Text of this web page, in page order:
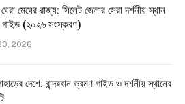
মেঘের রাজ্য: সিলেট জেলার সেরা দর্শনীয় স্থান
(২০২৬ সংস্করণ)
2026
দেশে: বান্দরবান ভ্রমণ গাইড ও দর্শনীয় স্থানের